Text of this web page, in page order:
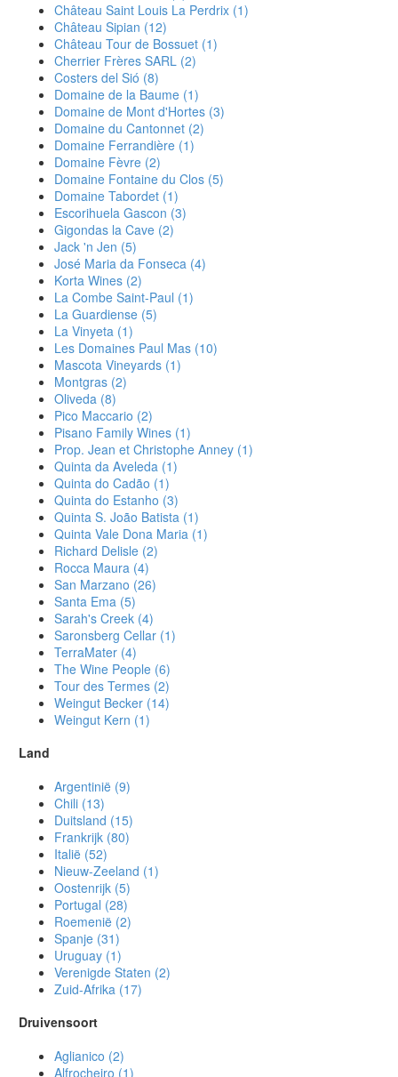
Château Saint Louis La Perdrix (1)
Château Sipian (12)
Château Tour de Bossuet (1)
Cherrier Frères SARL (2)
Costers del Sió (8)
Domaine de la Baume (1)
Domaine de Mont d'Hortes (3)
Domaine du Cantonnet (2)
Domaine Ferrandière (1)
Domaine Fèvre (2)
Domaine Fontaine du Clos (5)
Domaine Tabordet (1)
Escorihuela Gascon (3)
Gigondas la Cave (2)
Jack 'n Jen (5)
José Maria da Fonseca (4)
Korta Wines (2)
La Combe Saint-Paul (1)
La Guardiense (5)
La Vinyeta (1)
Les Domaines Paul Mas (10)
Mascota Vineyards (1)
Montgras (2)
Oliveda (8)
Pico Maccario (2)
Pisano Family Wines (1)
Prop. Jean et Christophe Anney (1)
Quinta da Aveleda (1)
Quinta do Cadão (1)
Quinta do Estanho (3)
Quinta S. João Batista (1)
Quinta Vale Dona Maria (1)
Richard Delisle (2)
Rocca Maura (4)
San Marzano (26)
Santa Ema (5)
Sarah's Creek (4)
Saronsberg Cellar (1)
TerraMater (4)
The Wine People (6)
Tour des Termes (2)
Weingut Becker (14)
Weingut Kern (1)
Land
Argentinië (9)
Chili (13)
Duitsland (15)
Frankrijk (80)
Italië (52)
Nieuw-Zeeland (1)
Oostenrijk (5)
Portugal (28)
Roemenië (2)
Spanje (31)
Uruguay (1)
Verenigde Staten (2)
Zuid-Afrika (17)
Druivensoort
Aglianico (2)
Alfrocheiro (1)